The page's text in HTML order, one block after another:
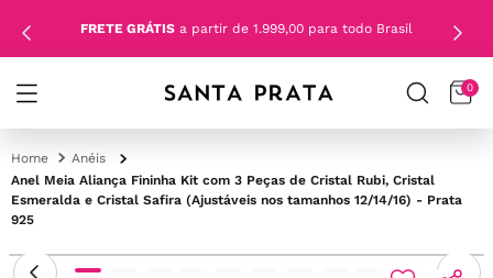
FRETE GRÁTIS a partir de 1.999,00 para todo Brasil
0
Anéis
Anel Meia Aliança Fininha Kit com 3 Peças de Cristal Rubi, Cristal
Esmeralda e Cristal Safira (Ajustáveis nos tamanhos 12/14/16) - Prata
925